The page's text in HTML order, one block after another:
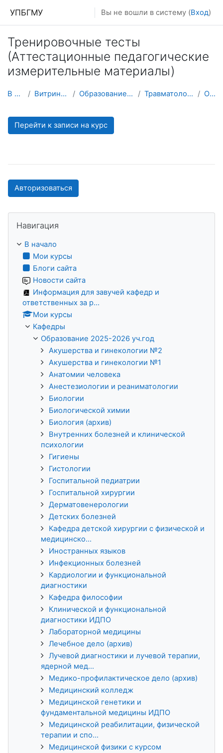
УПБГМУ Вы не вошли в систему (Вход)
Тренировочные тесты
(Аттестационные педагогические
измерительные материалы)
В начало Витрина курсов 3KL Образование 2025-2026 уч.год Травматологии и ортопедии О курсе
Перейти к записи на курс
Авторизоваться
Навигация
В начало
Мои курсы
Блоги сайта
Новости сайта
Информация для завучей кафедр и
ответственных за р...
Мои курсы
Кафедры
Образование 2025-2026 уч.год
Акушерства и гинекологии №2
Акушерства и гинекологии №1
Анатомии человека
Анестезиологии и реаниматологии
Биологии
Биологической химии
Биология (архив)
Внутренних болезней и клинической
психологии
Гигиены
Гистологии
Госпитальной педиатрии
Госпитальной хирургии
Дерматовенерологии
Детских болезней
Кафедра детской хирургии с физической и
медицинско...
Иностранных языков
Инфекционных болезней
Кардиологии и функциональной
диагностики
Кафедра философии
Клинической и функциональной
диагностики ИДПО
Лабораторной медицины
Лечебное дело (архив)
Лучевой диагностики и лучевой терапии,
ядерной мед...
Медико-профилактическое дело (архив)
Медицинский колледж
Медицинской генетики и
фундаментальной медицины ИДПО
Медицинской реабилитации, физической
терапии и спо...
Медицинской физики с курсом